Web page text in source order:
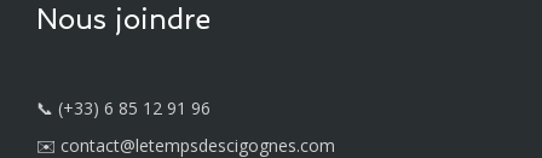
Nous joindre
📞 (+33) 6 85 12 91 96
✉️ contact@letempsdescigognes.com